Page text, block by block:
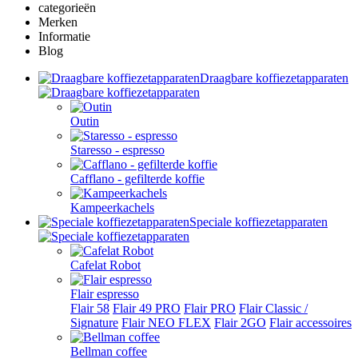
categorieën
Merken
Informatie
Blog
Draagbare koffiezetapparaten
Outin
Staresso - espresso
Cafflano - gefilterde koffie
Kampeerkachels
Speciale koffiezetapparaten
Cafelat Robot
Flair espresso
Flair 58 Flair 49 PRO Flair PRO Flair Classic /
Signature Flair NEO FLEX Flair 2GO Flair accessoires
Bellman coffee